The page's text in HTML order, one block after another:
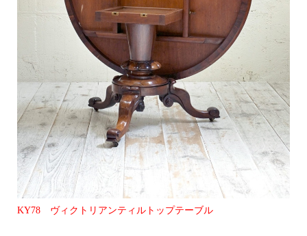
KY78 ヴィクトリアンティルトップテーブル